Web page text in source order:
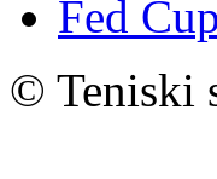
Fed Cup
© Teniski